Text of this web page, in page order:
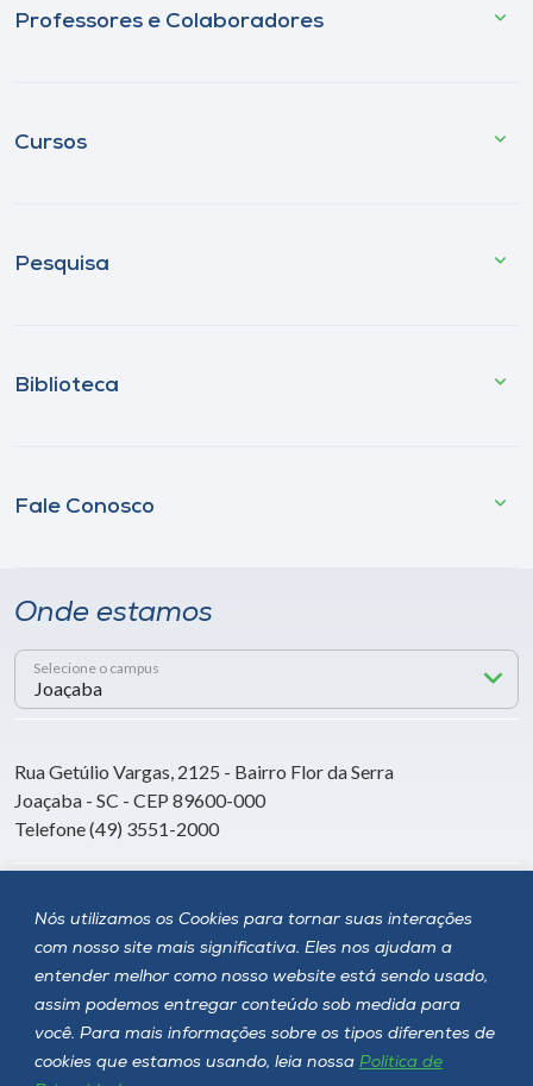
Nós utilizamos os Cookies para tornar suas interações
com nosso site mais significativa. Eles nos ajudam a
entender melhor como nosso website está sendo usado,
assim podemos entregar conteúdo sob medida para
você. Para mais informações sobre os tipos diferentes de
cookies que estamos usando, leia nossa Política de
Professores e Colaboradores
Cursos
Pesquisa
Biblioteca
Fale Conosco
Onde estamos
Selecione o campus
Rua Getúlio Vargas, 2125 - Bairro Flor da Serra
Joaçaba - SC - CEP 89600-000
Telefone (49) 3551-2000
Siga a Unoesc